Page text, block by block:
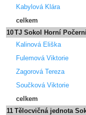
Kabylová Klára
celkem
10TJ Sokol Horní
Kalinová Eliška
Fulemová Viktorie
Zagorová Tereza
Součková Viktorie
celkem
11 Tělocvičná jednota